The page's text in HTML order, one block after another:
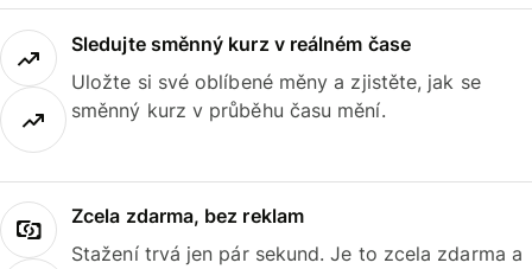
Sledujte směnný kurz v reálném čase
Uložte si své oblíbené měny a zjistěte, jak se
směnný kurz v průběhu času mění.
Zcela zdarma, bez reklam
Stažení trvá jen pár sekund. Je to zcela zdarma a